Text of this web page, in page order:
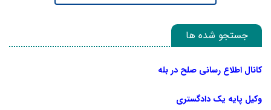
جستجو شده ها
کانال اطلاع رسانی صلح در بله
وکیل پایه یک دادگستری